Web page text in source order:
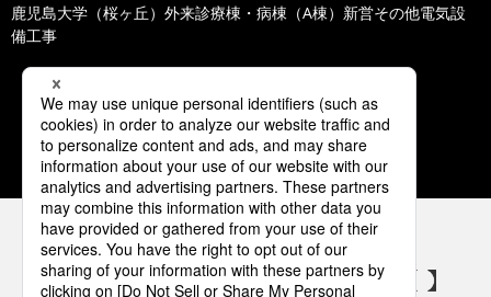
鹿児島大学（桜ヶ丘）外来診療棟・病棟（A棟）新営その他電気設
備工事
1 2 3 4 5
パナソニックの電気設備 SNSアカウント